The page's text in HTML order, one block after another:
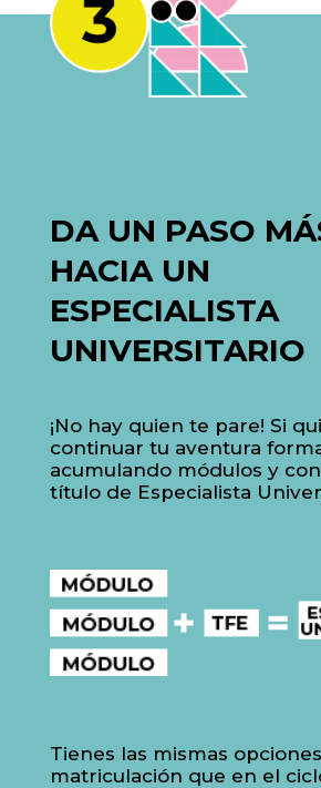
DA UN PASO
HACIA UN
ESPECIALISTA
UNIVERSITARIO
¡No hay quien te pare! Si
continuar tu aventura
acumulando módulos y
título de Especialista
Tienes las mismas
matriculación que en el